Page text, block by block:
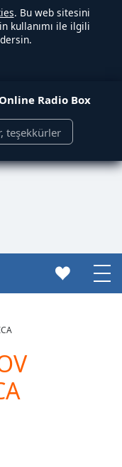
. Bu web sitesini
kullanımı ile ilgili
Online Radio Box
teşekkürler